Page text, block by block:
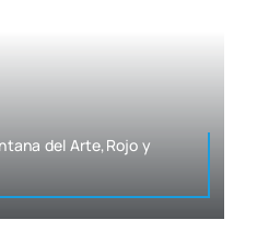
del Arte,Rojo y